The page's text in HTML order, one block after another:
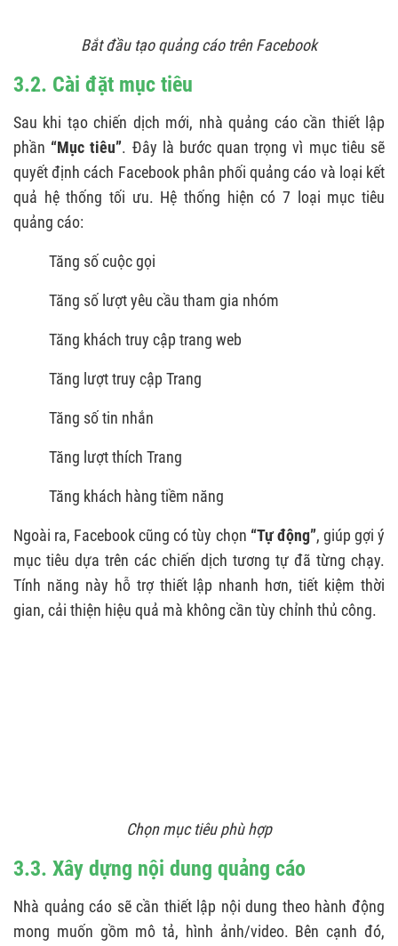
Bắt đầu tạo quảng cáo trên Facebook
3.2. Cài đặt mục tiêu
Sau khi tạo chiến dịch mới, nhà quảng cáo cần thiết lập
phần “Mục tiêu”. Đây là bước quan trọng vì mục tiêu sẽ
quyết định cách Facebook phân phối quảng cáo và loại kết
quả hệ thống tối ưu. Hệ thống hiện có 7 loại mục tiêu
quảng cáo:
Tăng số cuộc gọi
Tăng số lượt yêu cầu tham gia nhóm
Tăng khách truy cập trang web
Tăng lượt truy cập Trang
Tăng số tin nhắn
Tăng lượt thích Trang
Tăng khách hàng tiềm năng
Ngoài ra, Facebook cũng có tùy chọn “Tự động”, giúp gợi ý
mục tiêu dựa trên các chiến dịch tương tự đã từng chạy.
Tính năng này hỗ trợ thiết lập nhanh hơn, tiết kiệm thời
gian, cải thiện hiệu quả mà không cần tùy chỉnh thủ công.
Chọn mục tiêu phù hợp
3.3. Xây dựng nội dung quảng cáo
Nhà quảng cáo sẽ cần thiết lập nội dung theo hành động
mong muốn gồm mô tả, hình ảnh/video. Bên cạnh đó,